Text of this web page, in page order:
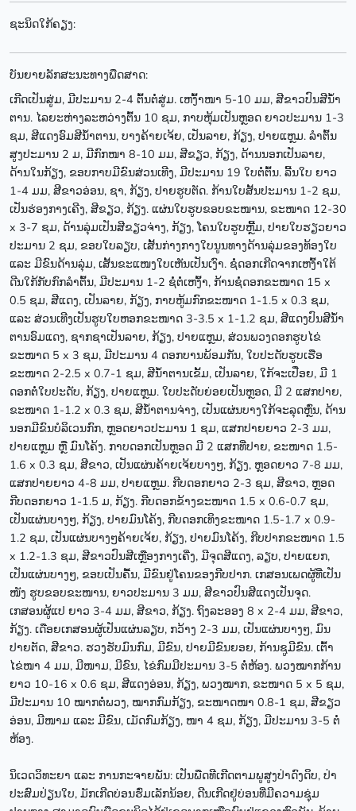
ຊະນິດໃກ້ຄຽງ:
ບັນຍາຍລັກສະນະທາງພືດສາດ:
ເກີດເປັນສູ່ມ, ມີປະມານ 2-4 ຕົ້ນຕໍ່ສູ່ມ. ເຫງົ້າໜາ 5-10 ມມ, ສີຂາວປົນສີນ້ຳ
ຕານ. ໄລຍະຫ່າງລະຫວ່າງຕົ້ນ 10 ຊມ, ກາບຫຸ້ມເປັນຫຼອດ ຍາວປະມານ 1-3
ຊມ, ສີແດງອົມສີນ້ຳຕານ, ບາງຄ້າຍເຈ້ຍ, ເປັນລາຍ, ກ້ຽງ, ປາຍແຫຼມ. ລຳຕົ້ນ
ສູງປະມານ 2 ມ, ມີກົກໜາ 8-10 ມມ, ສີຂຽວ, ກ້ຽງ, ດ້ານນອກເປັນລາຍ,
ດ້ານໃນກ້ຽງ, ຂອບກາບມີຂົນສ່ວນເທີງ, ມີປະມານ 19 ໃບຕໍ່ຕົ້ນ. ລີ້ນໃບ ຍາວ
1-4 ມມ, ສີຂາວອ່ອນ, ຊາ, ກ້ຽງ, ປາຍຮູບຕັດ. ກ້ານໃບສັ້ນປະມານ 1-2 ຊມ,
ເປັນຮ່ອງກາງເຄີງ, ສີຂຽວ, ກ້ຽງ. ແຜ່ນໃບຮູບຂອບຂະໜານ, ຂະໜາດ 12-30
x 3-7 ຊມ, ດ້ານລຸ່ມເປັນສີຂຽວຈ່າງ, ກ້ຽງ, ໂຄນໃບຮູບຫຼີ້ມ, ປາຍໃບຮຽວຍາວ
ປະມານ 2 ຊມ, ຂອບໃບລຽບ, ເສັ້ນກ່າງກາງໃບນູນທາງດ້ານລຸ່ມຂອງທ້ອງໃບ
ແລະ ມີຂົນດ້ານລຸ່ມ, ເສັ້ນຂະແໜງໃບເຫັນເປັນເງົາ. ຊໍ່ດອກເກີດຈາກເຫງົ້າໃຕ້
ດີນໃກ້ກັບກົກລຳຕົ້ນ, ມີປະມານ 1-2 ຊໍ່ຕໍ່ເຫງົ້າ, ກ້ານຊໍ່ດອກຂະໜາດ 15 x
0.5 ຊມ, ສີແດງ, ເປັນລາຍ, ກ້ຽງ, ກາບຫູ້ມກົກຂະໜາດ 1-1.5 x 0.3 ຊມ,
ແລະ ສ່ວນເທີງເປັນຮູບໃບຫອກຂະໜາດ 3-3.5 x 1-1.2 ຊມ, ສີແດງປົນສີນ້ຳ
ຕານອົມແດງ, ຊາກຊາເປັນລາຍ, ກ້ຽງ, ປາຍແຫຼມ, ສ່ວນພວງດອກຮູບໄຂ່
ຂະໜາດ 5 x 3 ຊມ, ມີປະມານ 4 ດອກບານພ້ອມກັນ, ໃບປະດັບຮູບເຮືອ
ຂະໜາດ 2-2.5 x 0.7-1 ຊມ, ສີນ້ຳຕານເຂັ້ມ, ເປັນລາຍ, ໃກ້ຈະເປື່ອຍ, ມີ 1
ດອກຕໍ່ໃບປະດັບ, ກ້ຽງ, ປາຍແຫຼມ. ໃບປະດັບຍ່ອຍເປັນຫຼອດ, ມີ 2 ແສກປາຍ,
ຂະໜາດ 1-1.2 x 0.3 ຊມ, ສີນ້ຳຕານຈ່າງ, ເປັນແຜ່ນບາງໃກ້ຈະລຸດຫຼົ່ນ, ດ້ານ
ນອກມີຂົນບໍລິເວນກົກ, ຫຼອດຍາວປະມານ 1 ຊມ, ແສກປາຍຍາວ 2-3 ມມ,
ປາຍແຫຼມ ຫຼື ມົນໂຄ້ງ. ກາບດອກເປັນຫຼອດ ມີ 2 ແສກທີ່ປາຍ, ຂະໜາດ 1.5-
1.6 x 0.3 ຊມ, ສີຂາວ, ເປັນແຜ່ນຄ້າຍເຈ້ຍບາງໆ, ກ້ຽງ, ຫຼອດຍາວ 7-8 ມມ,
ແສກປາຍຍາວ 4-8 ມມ, ປາຍແຫຼມ. ກີບດອກຍາວ 2-3 ຊມ, ສີຂາວ, ຫຼອດ
ກີບດອກຍາວ 1-1.5 ມ, ກ້ຽງ. ກີບດອກຂ້າງຂະໜາດ 1.5 x 0.6-0.7 ຊມ,
ເປັນແຜ່ນບາງໆ, ກ້ຽງ, ປາຍມົນໂຄ້ງ, ກີບດອກເທິງຂະໜາດ 1.5-1.7 x 0.9-
1.2 ຊມ, ເປັນແຜ່ນບາງໆຄ້າຍເຈ້ຍ, ກ້ຽງ, ປາຍມົນໂຄ້ງ, ກີບປາກຂະໜາດ 1.5
x 1.2-1.3 ຊມ, ສີຂາວປົນສີເຫຼືອງກາງເຄີ່ງ, ມີຈຸດສີແດງ, ລຽບ, ປາຍແຍກ,
ເປັນແຜ່ນບາງໆ, ຂອບເປັນຄື້ນ, ມີຂົນຢູ່ໂຄນຂອງກີບປາກ. ເກສອນເພດຜູ້ທີ່ເປັນ
ໜັງ ຮູບຂອບຂະໜານ, ຍາວປະມານ 3 ມມ, ສີຂາວປົນສີແດງເປັນຈຸດ.
ເກສອນຜູ້ແປ ຍາວ 3-4 ມມ, ສີຂາວ, ກ້ຽງ. ຖົງລະອອງ 8 x 2-4 ມມ, ສີຂາວ,
ກ້ຽງ. ເດືອຍເກສອນຜູ້ເປັນແຜ່ນລຽບ, ກວ້າງ 2-3 ມມ, ເປັນແຜ່ນບາງໆ, ມົນ
ປາຍຕັດ, ສີຂາວ. ຮວງຮັບມົນກົມ, ມີຂົນ, ປາຍມີຂົນຍອຍ, ກ້ານຊູມີຂົນ. ເຕົ້າ
ໄຂ່ໜາ 4 ມມ, ມີໜາມ, ມີຂົນ, ໄຂ່ກົມມີປະມານ 3-5 ຕໍ່ຫ້ອງ. ພວງໝາກກ້ານ
ຍາວ 10-16 x 0.6 ຊມ, ສີແດງອ່ອນ, ກ້ຽງ, ພວງໝາກ, ຂະໜາດ 5 x 5 ຊມ,
ມີປະມານ 10 ໝາກຕໍ່ພວງ, ໝາກກົມກ້ຽງ, ຂະໜາດໜາ 0.8-1 ຊມ, ສີຂຽວ
ອ່ອນ, ມີໜາມ ແລະ ມີຂົນ, ເມັດກົມກ້ຽງ, ໜາ 4 ຊມ, ກ້ຽງ, ມີປະມານ 3-5 ຕໍ່
ຫ້ອງ.
ນິເວດວິທະຍາ ແລະ ການກະຈາຍພັນ: ເປັນພືດທີເກີດຕາມພູສູງປ່າດົງດິບ, ປ່າ
ປະສົມປ່ຽນໃບ, ມັກເກີດບ່ອນຮົ່ມເລັກນ້ອຍ, ດີນເກີດຢູ່ບ່ອນທີ່ມີຄວາມຊຸ່ມ